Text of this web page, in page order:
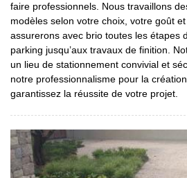
faire professionnels. Nous travaillons
modèles selon votre choix, votre goût
assurerons avec brio toutes les étapes
parking jusqu’aux travaux de finition.
un lieu de stationnement convivial et
notre professionnalisme pour la
garantissez la réussite de votre projet.